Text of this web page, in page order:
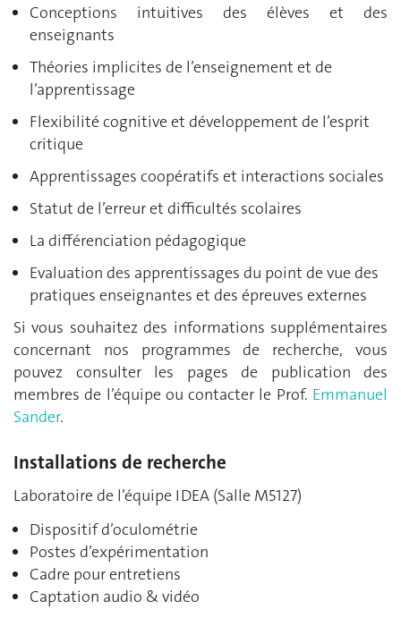
Conceptions intuitives des élèves et des
enseignants
Théories implicites de l’enseignement et de
l’apprentissage
Flexibilité cognitive et développement de l’esprit
critique
Apprentissages coopératifs et interactions sociales
Statut de l’erreur et difficultés scolaires
La différenciation pédagogique
Evaluation des apprentissages du point de vue des
pratiques enseignantes et des épreuves externes
Si vous souhaitez des informations supplémentaires
concernant nos programmes de recherche, vous
pouvez consulter les pages de publication des
membres de l’équipe ou contacter le Prof. Emmanuel
Sander.
Installations de recherche
Laboratoire de l’équipe IDEA (Salle M5127)
Dispositif d’oculométrie
Postes d’expérimentation
Cadre pour entretiens
Captation audio & vidéo